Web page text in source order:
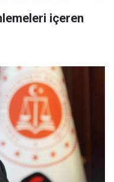
içeren